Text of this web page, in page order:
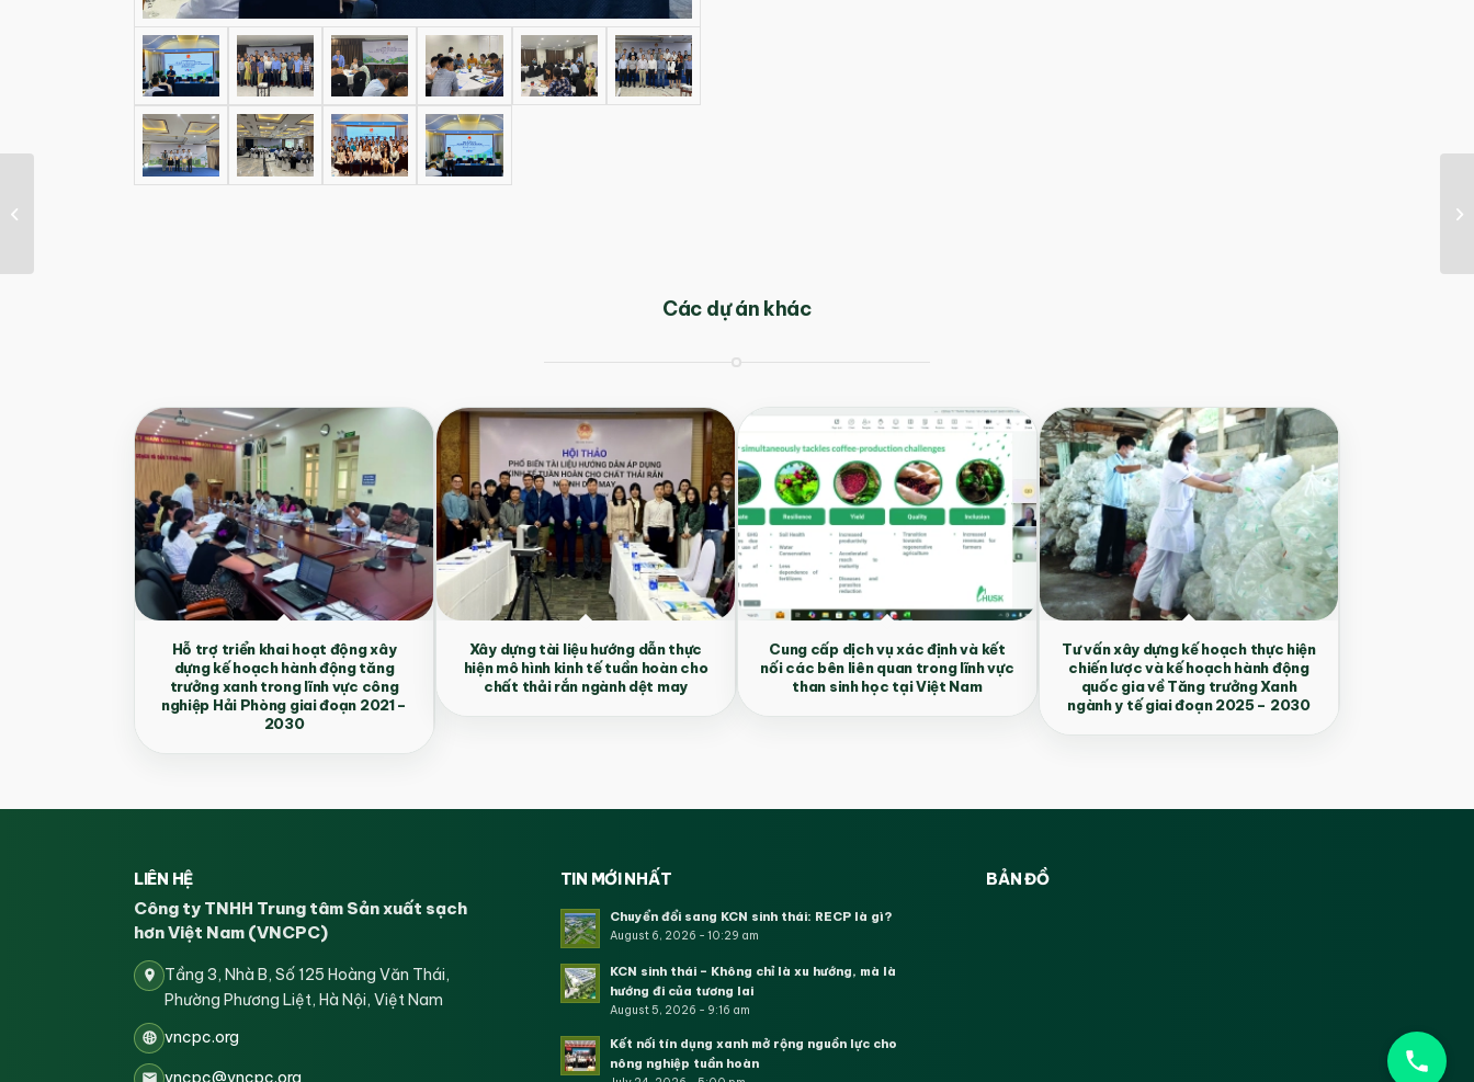
Các dự án khác
Hỗ trợ triển khai hoạt động xây
dựng kế hoạch hành động tăng
trưởng xanh trong lĩnh vực công
nghiệp Hải Phòng giai đoạn 2021 –
2030
Xây dựng tài liệu hướng dẫn thực
hiện mô hình kinh tế tuần hoàn cho
chất thải rắn ngành dệt may
Cung cấp dịch vụ xác định và kết
nối các bên liên quan trong lĩnh vực
than sinh học tại Việt Nam
Tư vấn xây dựng kế hoạch thực hiện
chiến lược và kế hoạch hành động
quốc gia về Tăng trưởng Xanh
ngành y tế giai đoạn 2025 – 2030
LIÊN HỆ
Công ty TNHH Trung tâm Sản xuất sạch
hơn Việt Nam (VNCPC)
Tầng 3, Nhà B, Số 125 Hoàng Văn Thái,
Phường Phương Liệt, Hà Nội, Việt Nam
vncpc.org
vncpc@vncpc.org
TIN MỚI NHẤT
Chuyển đổi sang KCN sinh thái: RECP là gì?
August 6, 2026 - 10:29 am
KCN sinh thái – Không chỉ là xu hướng, mà là
hướng đi của tương lai
August 5, 2026 - 9:16 am
Kết nối tín dụng xanh mở rộng nguồn lực cho
nông nghiệp tuần hoàn
BẢN ĐỒ
Nghiên cứu khả thi về